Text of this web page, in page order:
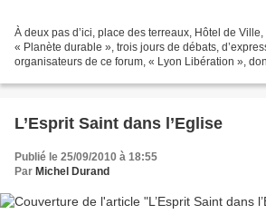
À deux pas d’ici, place des terreaux, Hôtel de
« Planète durable », trois jours de débats,
organisateurs de ce forum, « Lyon Libération »,
L’Esprit Saint dans l’Eglise
Publié le 25/09/2010 à 18:55
Par Michel Durand